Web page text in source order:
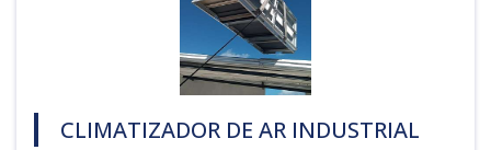
CLIMATIZADOR DE AR INDUSTRIAL